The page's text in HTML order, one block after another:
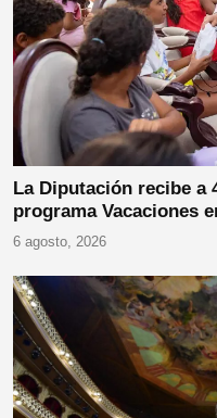
La Diputación recibe a
programa Vacaciones
6 agosto, 2026